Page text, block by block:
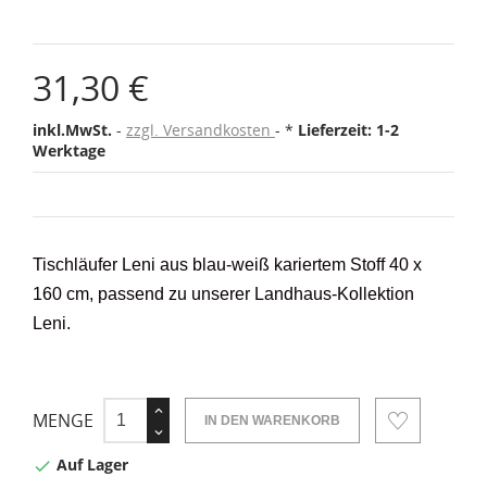
31,30 €
inkl.MwSt. zzgl. Versandkosten * Lieferzeit: 1-2
Werktage
Tischläufer Leni aus blau-weiß kariertem Stoff 40 x
160 cm, passend zu unserer Landhaus-Kollektion
Leni.
MENGE IN DEN WARENKORB
 Auf Lager